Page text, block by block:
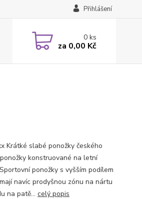
Přihlášení
0ks
za 0,00 Kč
Krátké slabé ponožky českého
konstruované na letní
ponožky s vyšším podílem
navíc prodyšnou zónu na nártu
na patě... celý popis